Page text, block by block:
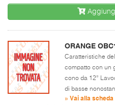
ORANGE
Caratteristiche
compatto con un
cono da 12”
di basse
» Vai alla scheda